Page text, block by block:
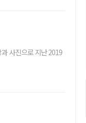
사진으로 지난 2019